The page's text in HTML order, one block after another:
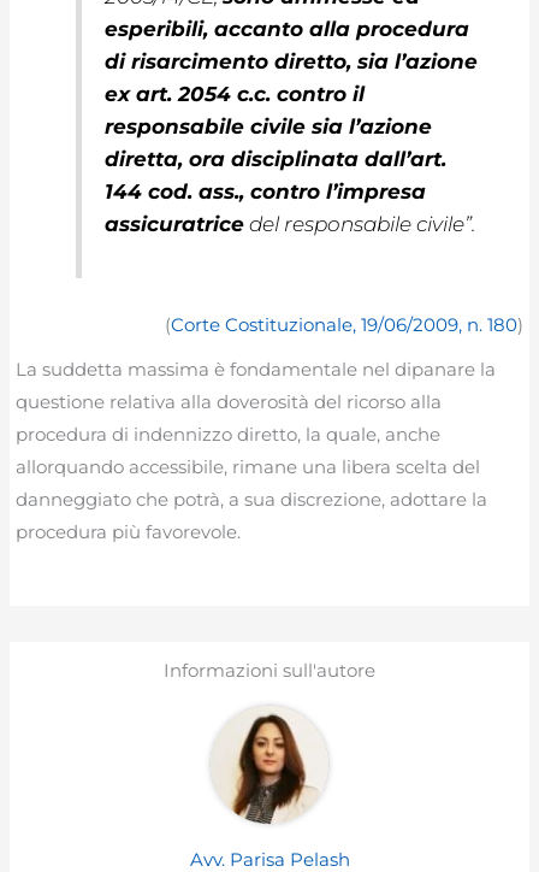
esperibili, accanto alla procedura
di risarcimento diretto, sia l’azione
ex art. 2054 c.c. contro il
responsabile civile sia l’azione
diretta, ora disciplinata dall’art.
144 cod. ass., contro l’impresa
assicuratrice del responsabile civile”.
(Corte Costituzionale, 19/06/2009, n. 180)
La suddetta massima è fondamentale nel dipanare la
questione relativa alla doverosità del ricorso alla
procedura di indennizzo diretto, la quale, anche
allorquando accessibile, rimane una libera scelta del
danneggiato che potrà, a sua discrezione, adottare la
procedura più favorevole.
Informazioni sull'autore
Avv. Parisa Pelash